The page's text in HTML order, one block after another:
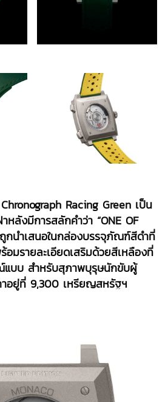
Racing Green เป็น
หลังมีการสลักคำว่า “ONE OF
กนำเสนอในกล่องบรรจุภัณฑ์สีดำที่
มรายละเอียดเสริมด้วยสีเหลืองที่
แบบ สำหรับสุภาพบุรุษนักขับผู้
อยู่ที่ 9,300 เหรียญสหรัฐฯ